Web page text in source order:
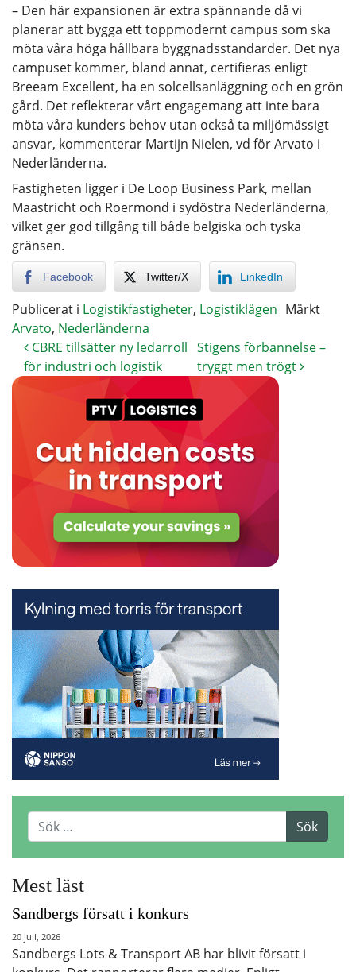
– Den här expansionen är extra spännande då vi
planerar att bygga ett toppmodernt campus som ska
möta våra höga hållbara byggnadsstandarder. Det nya
campuset kommer, bland annat, certifieras enligt
Breeam Excellent, ha en solcellsanläggning och en grön
gård. Det reflekterar vårt engagemang att inte bara
möta våra kunders behov utan också ta miljömässigt
ansvar, kommenterar Martijn Nielen, vd för Arvato i
Nederländerna.
Fastigheten ligger i De Loop Business Park, mellan
Maastricht och Roermond i sydöstra Nederländerna,
vilket ger god tillgång till både belgiska och tyska
gränsen.
Facebook Twitter/X LinkedIn
Publicerat i Logistikfastigheter, Logistiklägen Märkt
Arvato, Nederländerna
CBRE tillsätter ny ledarroll
för industri och logistik
Stigens förbannelse –
tryggt men trögt
Mest läst
Sandbergs försatt i konkurs
20 juli, 2026
Sandbergs Lots & Transport AB har blivit försatt i